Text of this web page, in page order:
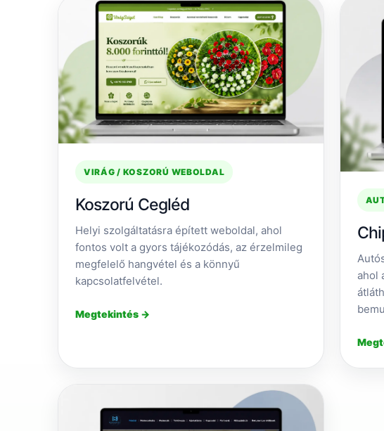
VIRÁG / KOSZORÚ WEBOLDAL
Koszorú Cegléd
Helyi szolgáltatásra épített weboldal, ahol
fontos volt a gyors tájékozódás, az érzelmileg
megfelelő hangvétel és a könnyű
kapcsolatfelvétel.
Megtekintés →
ahol